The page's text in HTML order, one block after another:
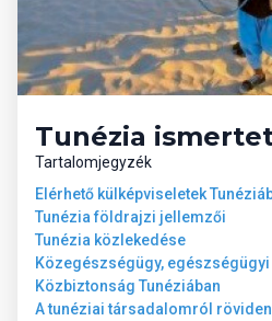
Tunézia
Tartalomjegyzék
Elérhető külképviseletek
Tunézia földrajzi jellemzői
Tunézia közlekedése
Közegészségügy, egészségügyi
Közbiztonság Tunéziában
A tunéziai társadalomról